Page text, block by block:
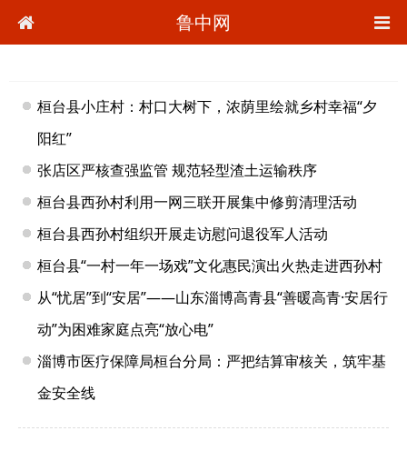
鲁中网
桓台县小庄村：村口大树下，浓荫里绘就乡村幸福“夕
阳红”
张店区严核查强监管 规范轻型渣土运输秩序
桓台县西孙村利用一网三联开展集中修剪清理活动
桓台县西孙村组织开展走访慰问退役军人活动
桓台县“一村一年一场戏”文化惠民演出火热走进西孙村
从“忧居”到“安居”——山东淄博高青县“善暖高青·安居行
动”为困难家庭点亮“放心电”
淄博市医疗保障局桓台分局：严把结算审核关，筑牢基
金安全线